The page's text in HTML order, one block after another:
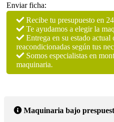
Enviar ficha:
Recibe tu presupuesto en
Te ayudamos a elegir la
Entrega en su estado actual
reacondicionadas según tus
Somos especialistas en
maquinaria.
Maquinaria bajo